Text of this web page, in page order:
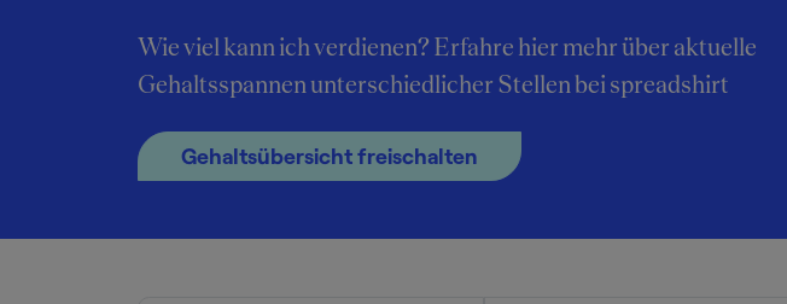
Wie viel kann ich verdienen? Erfahre hier mehr über aktuelle
Gehaltsspannen unterschiedlicher Stellen bei spreadshirt
Gehaltsübersicht freischalten